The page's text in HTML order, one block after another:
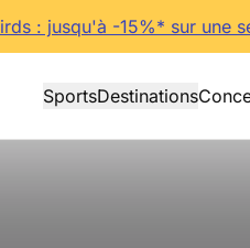
: jusqu'à -15%* sur une
SportsDestinations